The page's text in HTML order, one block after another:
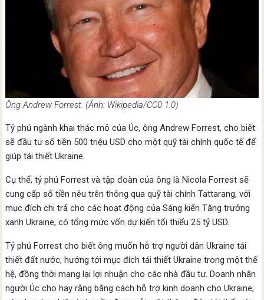
Ông Andrew Forrest. (Ảnh: Wikipedia/CC0 1.0)
Tỷ phú ngành khai thác mỏ của Úc, ông Andrew Forrest, cho biết
sẽ đầu tư số tiền 500 triệu USD cho một quỹ tài chính quốc tế để
giúp tái thiết Ukraine.
Cụ thể, tỷ phú Forrest và tập đoàn của ông là Nicola Forrest sẽ
cung cấp số tiền nêu trên thông qua quỹ tài chính Tattarang, với
mục đích chi trả cho các hoạt động của Sáng kiến Tăng trưởng
xanh Ukraine, có tổng mức vốn dự kiến tối thiểu 25 tỷ USD.
Tỷ phú Forrest cho biết ông muốn hỗ trợ người dân Ukraine tái
thiết đất nước, hướng tới mục đích tái thiết Ukraine trong một thế
hệ, đồng thời mang lại lợi nhuận cho các nhà đầu tư. Doanh nhân
người Úc cho hay rằng bằng cách hỗ trợ kinh doanh cho Ukraine,